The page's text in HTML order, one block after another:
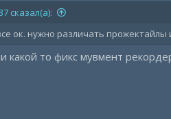
сказал(а):
ок. нужно различать
какой то фикс мувмент